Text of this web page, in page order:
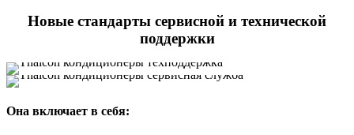
Новые стандарты сервисной и технической
поддержки
Она включает в себя: